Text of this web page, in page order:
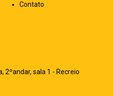
Contato
2ºandar, sala 1 - Recreio